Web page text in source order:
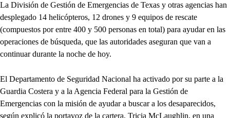
La División de Gestión de Emergencias de Texas y otras agencias han
desplegado 14 helicópteros, 12 drones y 9 equipos de rescate
(compuestos por entre 400 y 500 personas en total) para ayudar en las
operaciones de búsqueda, que las autoridades aseguran que van a
continuar durante la noche de hoy.
El Departamento de Seguridad Nacional ha activado por su parte a la
Guardia Costera y a la Agencia Federal para la Gestión de
Emergencias con la misión de ayudar a buscar a los desaparecidos,
según explicó la portavoz de la cartera, Tricia McLaughlin, en una